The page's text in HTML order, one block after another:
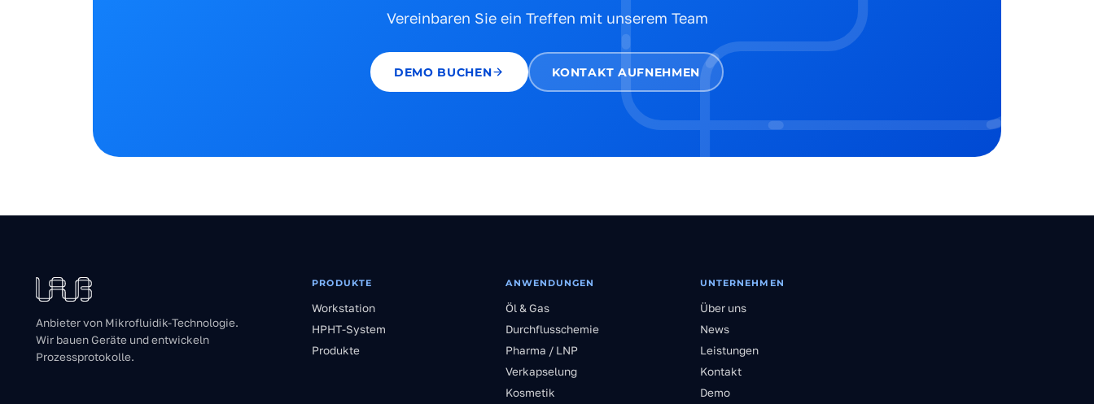
Vereinbaren Sie ein Treffen mit unserem Team
DEMO BUCHEN KONTAKT AUFNEHMEN
Anbieter von Mikrofluidik-Technologie.
Wir bauen Geräte und entwickeln
Prozessprotokolle.
PRODUKTE
Workstation
HPHT-System
Produkte
ANWENDUNGEN
Öl & Gas
Durchflusschemie
Pharma / LNP
Verkapselung
Kosmetik
UNTERNEHMEN
Über uns
News
Leistungen
Kontakt
Demo